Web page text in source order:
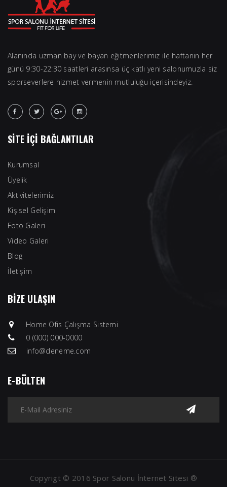
Alanında uzman bay ve bayan eğitmenlerimiz ile haftanın her
günü 9:30-22:30 saatleri arasınsa üç katlı yeni salonumuzla siz
sporseverlere hizmet vermenin mutluluğu içerisindeyiz.
SİTE İÇİ BAĞLANTILAR
Kurumsal
Üyelik
Aktivitelerimiz
Kişisel Gelişim
Foto Galeri
Video Galeri
Blog
İletişim
BİZE ULAŞIN
Home Ofis Çalışma Sistemi
0 (000) 000-0000
info@deneme.com
E-BÜLTEN
Copyrigt © 2016 Spor Salonu İnternet Sitesi ®